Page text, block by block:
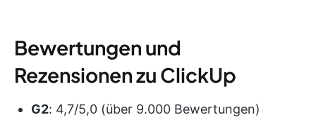
Bewertungen und
Rezensionen zu ClickUp
G2: 4,7/5,0 (über 9.000 Bewertungen)